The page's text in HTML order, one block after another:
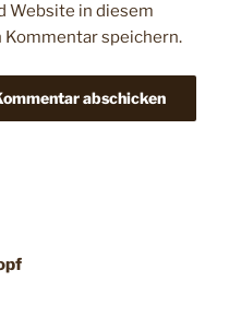
Website in diesem
speichern.